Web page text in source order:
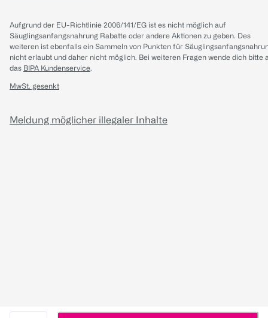
Aufgrund der EU-Richtlinie 2006/141/EG ist es nicht möglich auf
Säuglingsanfangsnahrung Rabatte oder andere Aktionen zu geben. Des
weiteren ist ebenfalls ein Sammeln von Punkten für
nicht erlaubt und daher nicht möglich. Bei weiteren Fragen wende dich bitte
das BIPA Kundenservice.
MwSt. gesenkt
Meldung möglicher illegaler Inhalte